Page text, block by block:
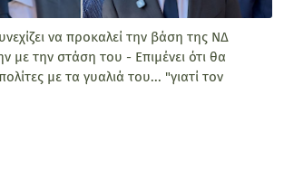
να προκαλεί την βάση της ΝΔ
με την στάση του - Επιμένει ότι θα
με τα γυαλιά του... "γιατί τον